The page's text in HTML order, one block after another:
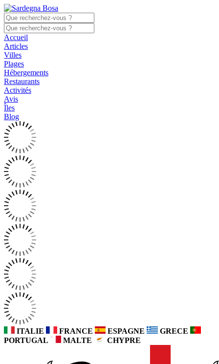
Accueil
Articles
Villes
Plages
Hébergements
Restaurants
Activités
Avis
Îles
Blog
ITALIE FRANCE ESPAGNE
GRECE
PORTUGAL
MALTE CHYPRE